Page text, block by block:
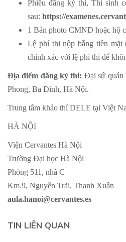
Phiếu đăng ký thi, Thí sinh
sau: https://
1 Bản photo CMND hoặc hộ
Lệ phí thi nộp bằng tiền mặt
chính xác với lệ phí thi để
Địa điểm đăng ký thi: Đại sứ quán
Phong, Ba Đình, Hà Nội.
Trung tâm khảo thí DELE tại Việt
HÀ NỘI
Viện Cervantes Hà Nội
Trường Đại học Hà Nội
Phòng 511, nhà C
Km.9, Nguyễn Trãi, Thanh Xuân
aula.hanoi@cervantes.es
TIN LIÊN QUAN